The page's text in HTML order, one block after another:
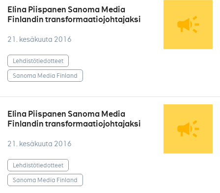
Elina Piispanen Sanoma Media
Finlandin transformaatiojohtajaksi
21. kesäkuuta 2016
Lehdistötiedotteet
Sanoma Media Finland
Elina Piispanen Sanoma Media
Finlandin transformaatiojohtajaksi
21. kesäkuuta 2016
Lehdistötiedotteet
Sanoma Media Finland